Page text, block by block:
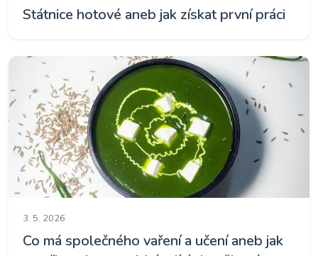
Státnice hotové aneb jak získat první práci
3. 5. 2026
Co má společného vaření a učení aneb jak